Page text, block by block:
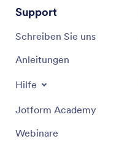
Support
Schreiben Sie uns
Anleitungen
Hilfe
Jotform Academy
Webinare